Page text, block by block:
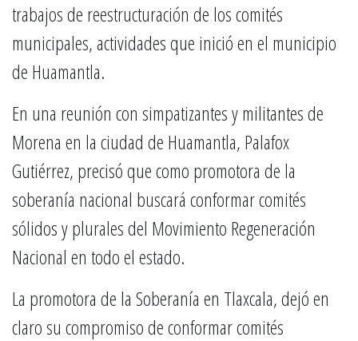
trabajos de reestructuración de los comités
municipales, actividades que inició en el municipio
de Huamantla.
En una reunión con simpatizantes y militantes de
Morena en la ciudad de Huamantla, Palafox
Gutiérrez, precisó que como promotora de la
soberanía nacional buscará conformar comités
sólidos y plurales del Movimiento Regeneración
Nacional en todo el estado.
La promotora de la Soberanía en Tlaxcala, dejó en
claro su compromiso de conformar comités